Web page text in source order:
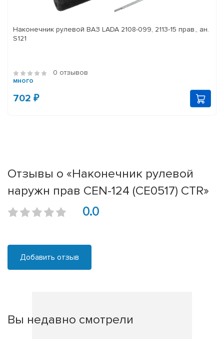
Наконечник рулевой ВАЗ LADA 2108-099, 2113-15 прав., ан.
S121
0 отзывов
много
702 ₽
Отзывы о «Наконечник рулевой
наружн прав CEN-124 (CE0517) CTR»
0.0
Добавить отзыв
Вы недавно смотрели